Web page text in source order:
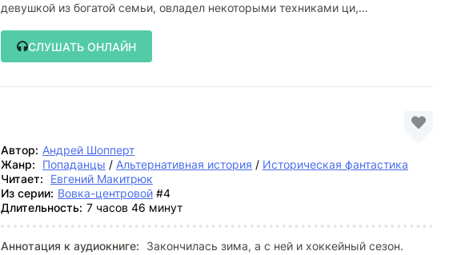
девушкой из богатой семьи, овладел некоторыми техниками ци,
СЛУШАТЬ ОНЛАЙН
Автор: Андрей Шопперт
Жанр:
Попаданцы / Альтернативная история / Историческая фантастика
Читает:
Евгений Макитрюк
Из серии: Вовка-центровой #4
Длительность: 7 часов 46 минут
Аннотация к аудиокниге:
Закончилась зима, а с ней и хоккейный сезон.